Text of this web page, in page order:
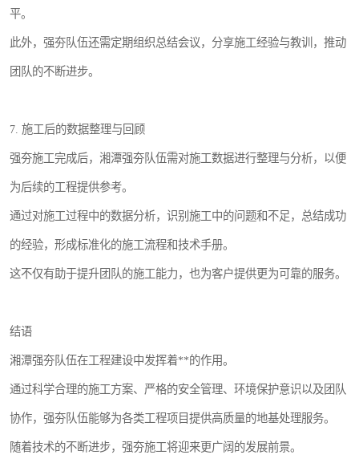
平。
此外，强夯队伍还需定期组织总结会议，分享施工经验与教训，推动
团队的不断进步。
7. 施工后的数据整理与回顾
强夯施工完成后，湘潭强夯队伍需对施工数据进行整理与分析，以便
为后续的工程提供参考。
通过对施工过程中的数据分析，识别施工中的问题和不足，总结成功
的经验，形成标准化的施工流程和技术手册。
这不仅有助于提升团队的施工能力，也为客户提供更为可靠的服务。
结语
湘潭强夯队伍在工程建设中发挥着**的作用。
通过科学合理的施工方案、严格的安全管理、环境保护意识以及团队
协作，强夯队伍能够为各类工程项目提供高质量的地基处理服务。
随着技术的不断进步，强夯施工将迎来更广阔的发展前景。